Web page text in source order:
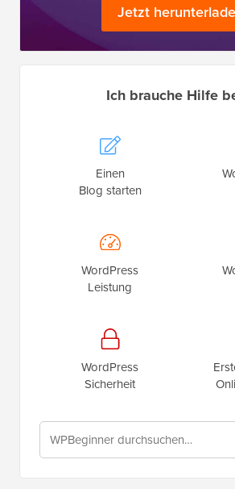
Jetzt
Ich brauche Hilfe
Einen
Blog starten
WordPress
Leistung
WordPress
Sicherheit